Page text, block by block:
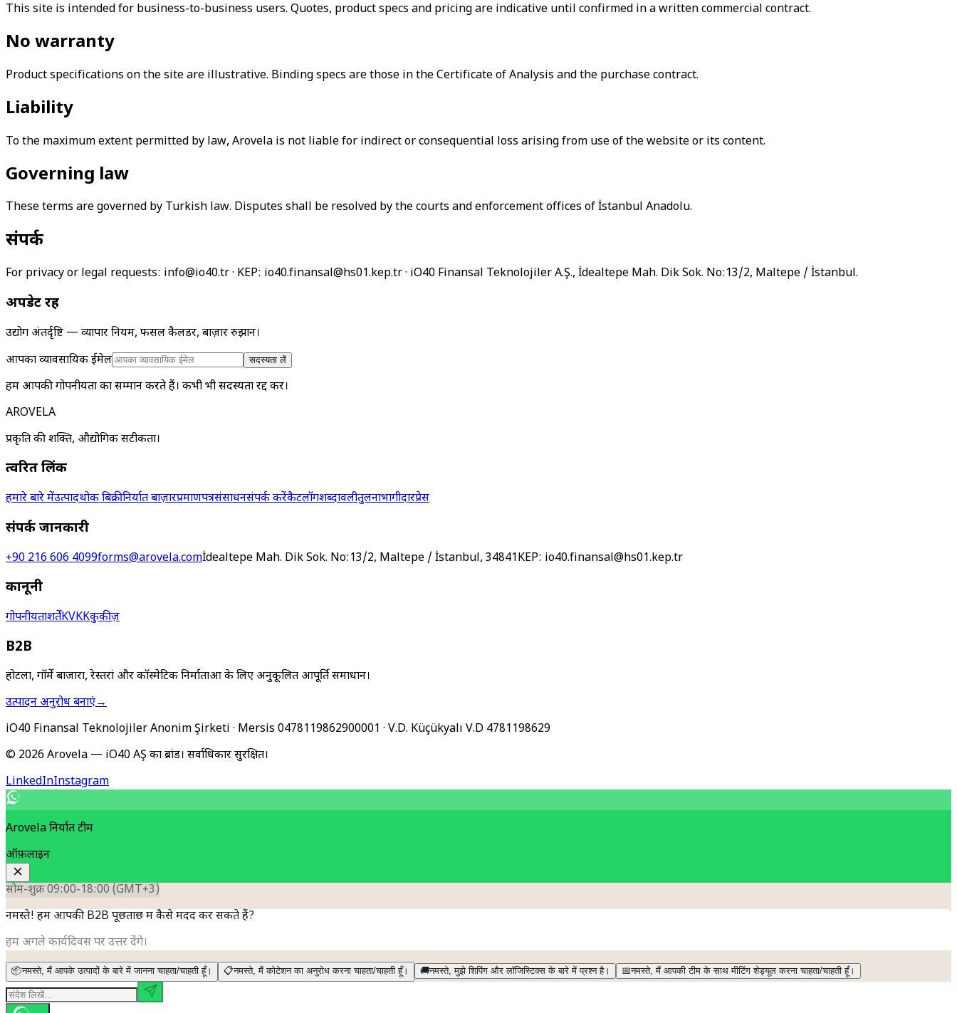
This site is intended for business-to-business users. Quotes, product specs and pricing are indicative until confirmed in a written commercial contract.
No warranty
Product specifications on the site are illustrative. Binding specs are those in the Certificate of Analysis and the purchase contract.
Liability
To the maximum extent permitted by law, Arovela is not liable for indirect or consequential loss arising from use of the website or its content.
Governing law
These terms are governed by Turkish law. Disputes shall be resolved by the courts and enforcement offices of İstanbul Anadolu.
संपर्क
For privacy or legal requests: info@io40.tr · KEP: io40.finansal@hs01.kep.tr · iO40 Finansal Teknolojiler A.Ş., İdealtepe Mah. Dik Sok. No:13/2, Maltepe / İstanbul.
अपडेट रहें
उद्योग अंतर्दृष्टि — व्यापार नियम, फसल कैलेंडर, बाज़ार रुझान।
आपका व्यावसायिक ईमेल
सदस्यता लें
हम आपकी गोपनीयता का सम्मान करते हैं। कभी भी सदस्यता रद्द करें।
AROVELA
प्रकृति की शक्ति, औद्योगिक सटीकता।
त्वरित लिंक
हमारे बारे मेंउत्पादथोक बिक्रीनिर्यात बाज़ारप्रमाणपत्रसंसाधनसंपर्क करेंकैटलॉगशब्दावलीतुलनाभागीदारप्रेस
संपर्क जानकारी
+90 216 606 4099forms@arovela.comİdealtepe Mah. Dik Sok. No:13/2, Maltepe / İstanbul, 34841KEP: io40.finansal@hs01.kep.tr
कानूनी
गोपनीयताशर्तेंKVKKकुकीज़
B2B
होटलों, गॉर्मे बाजारों, रेस्तरां और कॉस्मेटिक निर्माताओं के लिए अनुकूलित आपूर्ति समाधान।
उत्पादन अनुरोध बनाएं→
iO40 Finansal Teknolojiler Anonim Şirketi · Mersis 0478119862900001 · V.D. Küçükyalı V.D 4781198629
© 2026 Arovela — iO40 AŞ का ब्रांड। सर्वाधिकार सुरक्षित।
LinkedInInstagram
Arovela निर्यात टीम
ऑफ़लाइन
सोम-शुक्र 09:00-18:00 (GMT+3)
नमस्ते! हम आपकी B2B पूछताछ में कैसे मदद कर सकते हैं?
हम अगले कार्यदिवस पर उत्तर देंगे।
📦नमस्ते, मैं आपके उत्पादों के बारे में जानना चाहता/चाहती हूँ। 📋नमस्ते, मैं कोटेशन का अनुरोध करना चाहता/चाहती हूँ। 🚚नमस्ते, मुझे शिपिंग और लॉजिस्टिक्स के बारे में प्रश्न है। 📅नमस्ते, मैं आपकी टीम के साथ मीटिंग शेड्यूल करना चाहता/चाहती हूँ।